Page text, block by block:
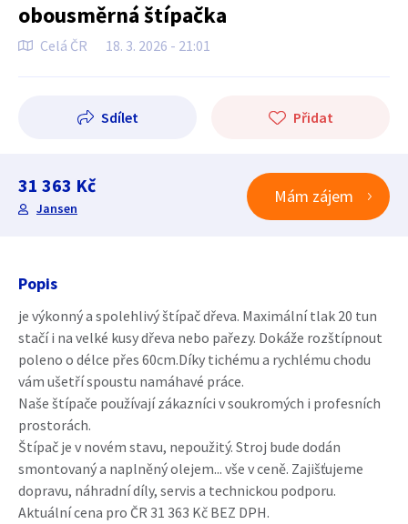
obousměrná štípačka
Celá ČR 18. 3. 2026 - 21:01
Sdílet Přidat
31 363 Kč
Jansen
Mám zájem
Popis
je výkonný a spolehlivý štípač dřeva. Maximální tlak 20 tun
stačí i na velké kusy dřeva nebo pařezy. Dokáže rozštípnout
poleno o délce přes 60cm.Díky tichému a rychlému chodu
vám ušetří spoustu namáhavé práce.
Naše štípače používají zákazníci v soukromých i profesních
prostorách.‎
Štípač je v novém stavu, nepoužitý. Stroj bude dodán
smontovaný a naplněný olejem... vše v ceně. Zajišťujeme
dopravu, náhradní díly, servis a technickou podporu.
Aktuální cena pro ČR 31 363 Kč BEZ DPH.